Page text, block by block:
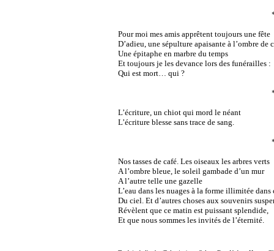
Pour moi mes amis apprêtent toujours une fête
D’adieu, une sépulture apaisante à l’ombre de
Une épitaphe en marbre du temps
Et toujours je les devance lors des funérailles :
Qui est mort… qui ?
L’écriture, un chiot qui mord le néant
L’écriture blesse sans trace de sang.
Nos tasses de café. Les oiseaux les arbres verts
A l’ombre bleue, le soleil gambade d’un mur
A l’autre telle une gazelle
L’eau dans les nuages à la forme illimitée dans
Du ciel. Et d’autres choses aux souvenirs
Révèlent que ce matin est puissant splendide,
Et que nous sommes les invités de l’éternité.